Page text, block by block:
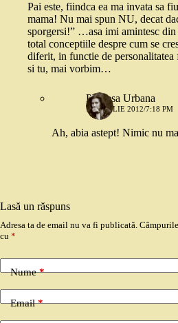
Pai este, fiindca ea ma invata sa
mama! Nu mai spun NU, decat
sporgersi!” …asa imi amintesc
total conceptiile despre cum se
diferit, in functie de personalitatea
si tu, mai vorbim…
Printesa Urbana
10 APRILIE 2012/7:18 PM
Ah, abia astept! Nimic nu
Lasă un răspuns
Adresa ta de email nu va fi publicată.
cu *
Nume*
Email*